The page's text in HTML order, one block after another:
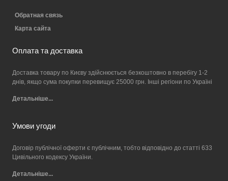
Обратная связь
Карта сайта
Оплата та доставка
Доставка товару по Києву здійснюється безкоштовно в перебігу 1-2
днів, якщо сума покупки перевищує 25000 грн. Інші регіони по Україні
Детальніше...
Умови угоди
Договір публічної оферти є публічним, тобто відповідно до статті 633
Цивільного кодексу України.
Детальніше...